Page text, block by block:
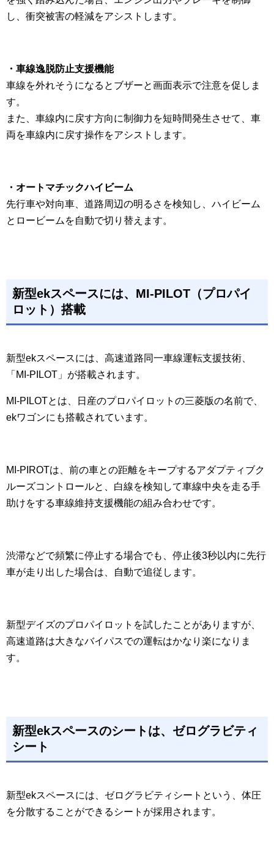
し、衝突被害の軽減をアシストします。
・車線逸脱防止支援機能
車線を外れそうになるとブザーと画面表示で注意を促しま
す。
また、車線内に戻す方向に制御力を短時間発生させて、車
両を車線内に戻す操作をアシストします。
・オートマチックハイビーム
先行車や対向車、道路周辺の明るさを検知し、ハイビーム
とロービームを自動で切り替えます。
新型ekスペースには、MI-PILOT（プロパイ
ロット）搭載
新型ekスペースには、高速道路同一車線運転支援技術、
「MI-PILOT」が搭載されます。
MI-PILOTとは、日産のプロパイロットの三菱版の名前で、
ekワゴンにも搭載されています。
MI-PIROTは、前の車との距離をキープするアダプティブク
ルーズコントロールと、白線を検知して車線中央を走る手
助けをする車線維持支援機能の組み合わせです。
渋滞などで頻繁に停止する場合でも、停止後3秒以内に先行
車が走り出した場合は、自動で追従します。
新型デイズのプロパイロットを試したことがありますが、
高速道路は大きなバイパスでの運転はかなり楽になりま
す。
新型ekスペースのシートは、ゼログラビティ
シート
新型ekスペースには、ゼログラビティシートという、体圧
を分散することができるシートが採用されます。